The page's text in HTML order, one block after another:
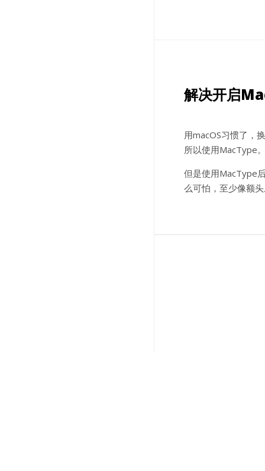
解决开启
用macOS习惯了，
所以使用MacType
但是使用MacType
么可怕，至少像额